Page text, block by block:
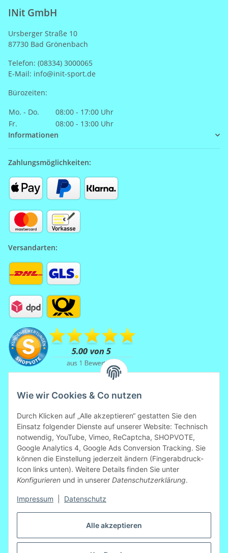
Alle akzeptieren
Wie wir Cookies & Co nutzen
Durch Klicken auf „Alle akzeptieren“ gestatten Sie den
Einsatz folgender Dienste auf unserer Website: Technisch
notwendig, YouTube, Vimeo, ReCaptcha, SHOPVOTE,
Google Analytics 4, Google Ads Conversion Tracking. Sie
können die Einstellung jederzeit ändern (Fingerabdruck-
Icon links unten). Weitere Details finden Sie unter
Konfigurieren und in unserer Datenschutzerklärung.
Impressum Datenschutz
INit GmbH
Ursberger Straße 10
87730 Bad Grönenbach
Telefon: (08334) 3000065
E-Mail: info@init-sport.de
Bürozeiten:
Mo. - Do.
08:00 - 17:00 Uhr
Fr.
08:00 - 13:00 Uhr
Informationen
Zahlungsmöglichkeiten:
Versandarten:
Mitglied der Initiative "Fairness im
Handel".
Informationen zur Initiative:
https://www.fairness-im-handel.de
Vertrag widerrufen